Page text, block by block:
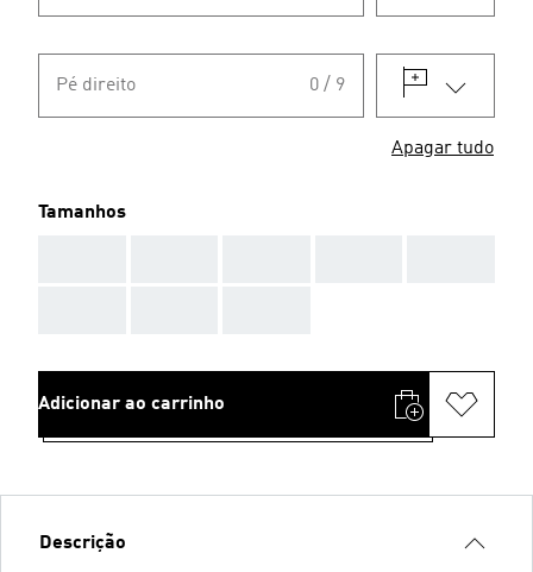
Pé direito 0 / 9
Apagar tudo
Tamanhos
Adicionar ao carrinho
Descrição